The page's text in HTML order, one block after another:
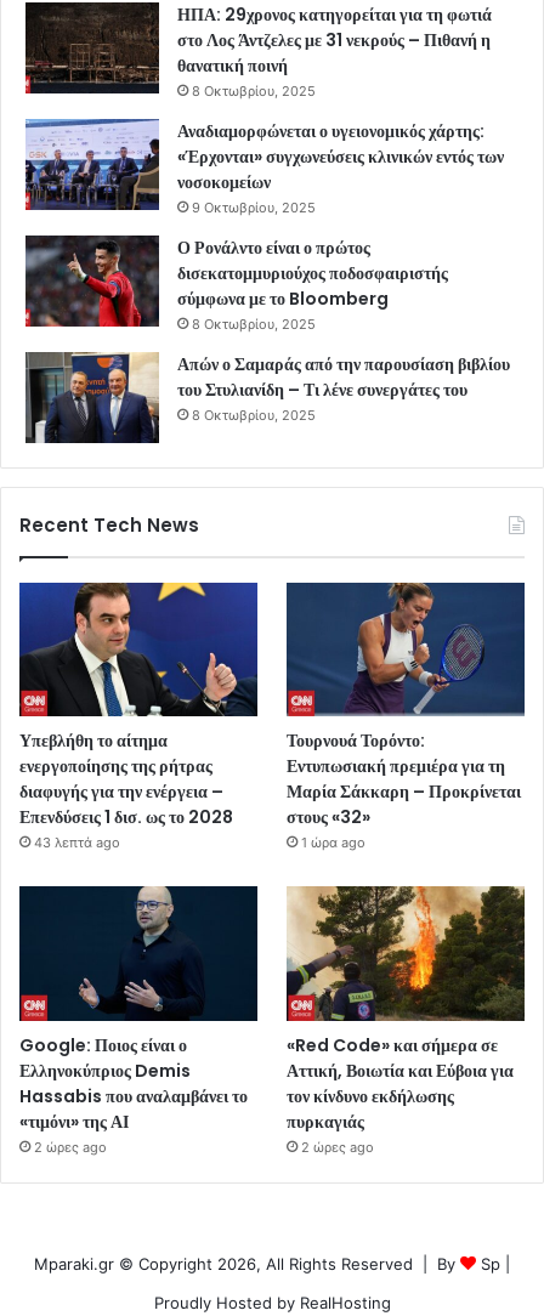
ΗΠΑ: 29χρονος κατηγορείται για τη φωτιά
στο Λος Άντζελες με 31 νεκρούς – Πιθανή η
θανατική ποινή
8 Οκτωβρίου, 2025
Αναδιαμορφώνεται ο υγειονομικός χάρτης:
«Έρχονται» συγχωνεύσεις κλινικών εντός των
νοσοκομείων
9 Οκτωβρίου, 2025
Ο Ρονάλντο είναι ο πρώτος
δισεκατομμυριούχος ποδοσφαιριστής
σύμφωνα με το Bloomberg
8 Οκτωβρίου, 2025
Απών ο Σαμαράς από την παρουσίαση βιβλίου
του Στυλιανίδη – Τι λένε συνεργάτες του
8 Οκτωβρίου, 2025
Recent Tech News
Υπεβλήθη το αίτημα
ενεργοποίησης της ρήτρας
διαφυγής για την ενέργεια –
Επενδύσεις 1 δισ. ως το 2028
43 λεπτά ago
Τουρνουά Τορόντο:
Εντυπωσιακή πρεμιέρα για τη
Μαρία Σάκκαρη – Προκρίνεται
στους «32»
1 ώρα ago
Google: Ποιος είναι ο
Ελληνοκύπριος Demis
Hassabis που αναλαμβάνει το
«τιμόνι» της ΑΙ
2 ώρες ago
«Red Code» και σήμερα σε
Αττική, Βοιωτία και Εύβοια για
τον κίνδυνο εκδήλωσης
πυρκαγιάς
2 ώρες ago
Mparaki.gr © Copyright 2026, All Rights Reserved | By Sp
Proudly Hosted by RealHosting